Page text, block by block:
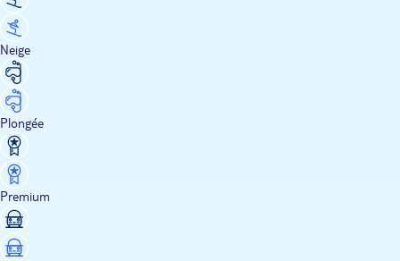
Neige
Plongée
Premium